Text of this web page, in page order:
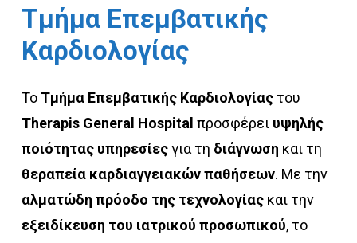
Τμήμα Επεμβατικής
Καρδιολογίας
Το Τμήμα Επεμβατικής Καρδιολογίαςτου
Therapis General Hospital προσφέρει υψηλής
ποιότητας υπηρεσίεςγια τη διάγνωση και τη
θεραπεία καρδιαγγειακών παθήσεων. Με την
αλματώδη πρόοδο της τεχνολογίαςκαι την
εξειδίκευση του ιατρικού προσωπικού, το